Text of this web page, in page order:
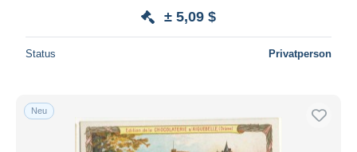
± 5,09 $
Status Privatperson
Neu